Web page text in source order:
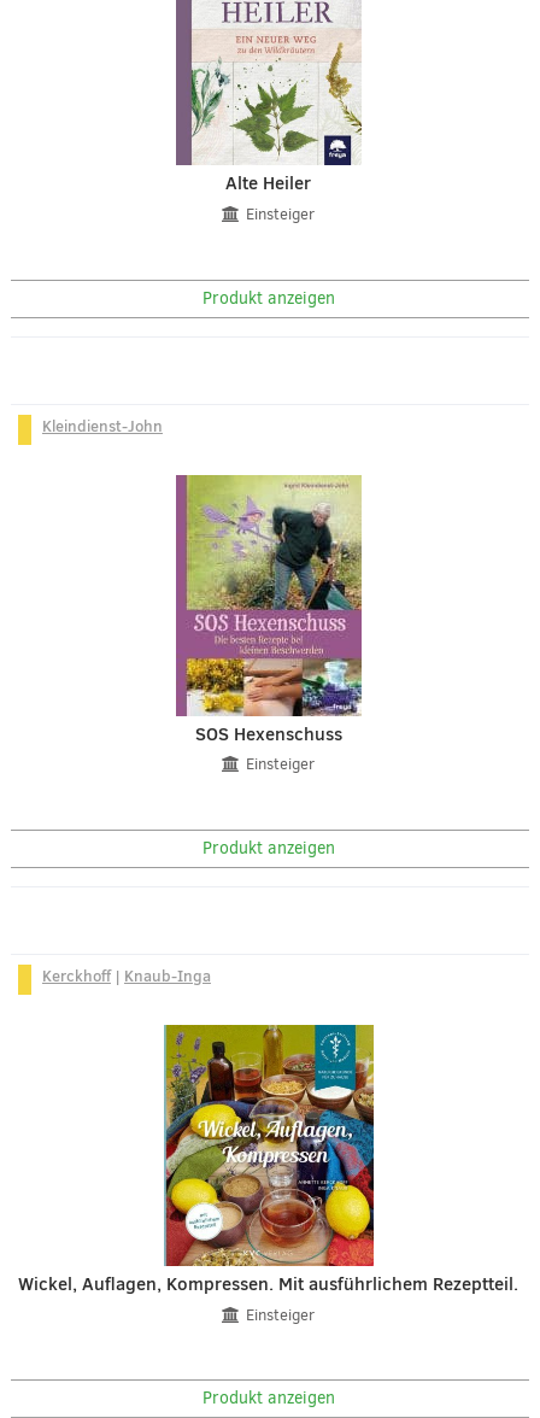
Alte Heiler
Einsteiger
Produkt anzeigen
Kleindienst-John
SOS Hexenschuss
Einsteiger
Produkt anzeigen
Kerckhoff| Knaub-Inga
Wickel, Auflagen, Kompressen. Mit ausführlichem Rezeptteil.
Einsteiger
Produkt anzeigen